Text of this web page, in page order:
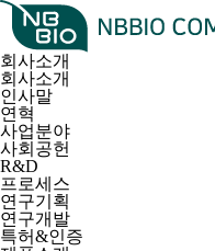
회사소개
회사소개
인사말
연혁
사업분야
사회공헌
R&D
프로세스
연구기획
연구개발
특허&인증